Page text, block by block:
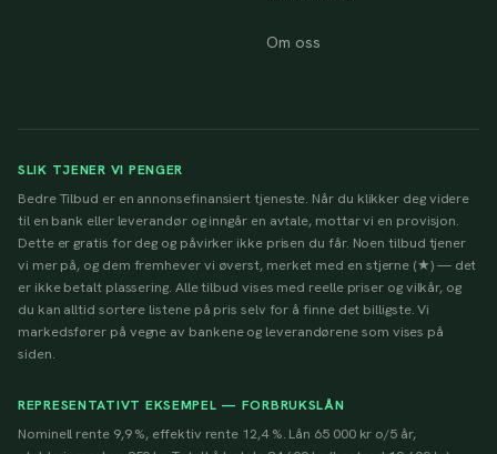
Om oss
SLIK TJENER VI PENGER
Bedre Tilbud er en annonsefinansiert tjeneste. Når du klikker deg videre
til en bank eller leverandør og inngår en avtale, mottar vi en provisjon.
Dette er gratis for deg og påvirker ikke prisen du får. Noen tilbud tjener
vi mer på, og dem fremhever vi øverst, merket med en stjerne (★) — det
er ikke betalt plassering. Alle tilbud vises med reelle priser og vilkår, og
du kan alltid sortere listene på pris selv for å finne det billigste. Vi
markedsfører på vegne av bankene og leverandørene som vises på
siden.
REPRESENTATIVT EKSEMPEL — FORBRUKSLÅN
Nominell rente 9,9 %, effektiv rente 12,4 %. Lån 65 000 kr o/5 år,